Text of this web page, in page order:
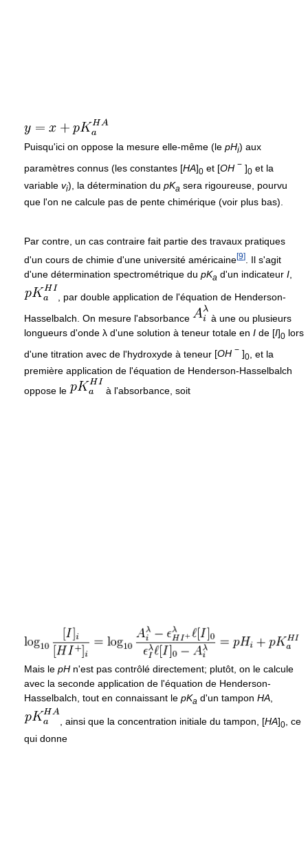
Puisqu'ici on oppose la mesure elle-même (le pHi) aux
paramètres connus (les constantes [HA]0 et [OH − ]0 et la
variable vi), la détermination du pKa sera rigoureuse, pourvu
que l'on ne calcule pas de pente chimérique (voir plus bas).
Par contre, un cas contraire fait partie des travaux pratiques
d'un cours de chimie d'une université américaine[9]
. Il s'agit
d'une détermination spectrométrique du pKa d'un indicateur I
, par double application de l'équation de Henderson-
Hasselbalch. On mesure l'absorbance
à une ou plusieurs
longueurs d'onde λ d'une solution à teneur totale en I de [I]0 lors
d'une titration avec de l'hydroxyde à teneur [OH − ]0
, et la
première application de l'équation de Henderson-Hasselbalch
oppose le
à l'absorbance, soit
Mais le pH n'est pas contrôlé directement; plutôt, on le calcule
avec la seconde application de l'équation de Henderson-
Hasselbalch, tout en connaissant le pKa d'un tampon HA
, ainsi que la concentration initiale du tampon, [HA]0, ce
qui donne